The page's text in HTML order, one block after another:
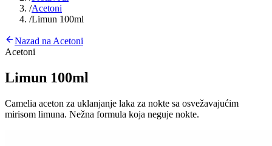
/Acetoni
/Limun 100ml
Nazad na Acetoni
Acetoni
Limun 100ml
Camelia aceton za uklanjanje laka za nokte sa osvežavajućim
mirisom limuna. Nežna formula koja neguje nokte.